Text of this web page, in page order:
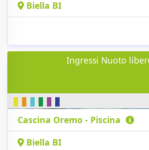
Biella BI
Ingressi Nuoto
Cascina Oremo - Piscina
Biella BI